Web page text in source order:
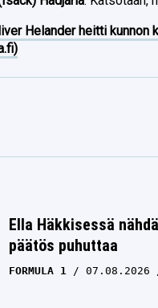
Helander heitti kunnon
Ella Häkkisessä
päätös puhuttaa
FORMULA 1 07.08.2026